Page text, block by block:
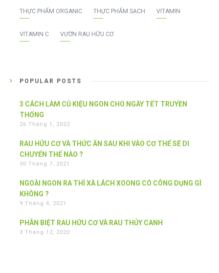
THỰC PHẨM ORGANIC THỰC PHẨM SẠCH VITAMIN
VITAMIN C VƯỜN RAU HỮU CƠ
POPULAR POSTS
3 CÁCH LÀM CỦ KIỆU NGON CHO NGÀY TẾT TRUYỀN
THỐNG
26 Tháng 1, 2022
RAU HỮU CƠ VÀ THỨC ĂN SAU KHI VÀO CƠ THỂ SẼ DI
CHUYỂN THẾ NÀO ?
30 Tháng 7, 2021
NGOÀI NGON RA THÌ XÀ LÁCH XOONG CÓ CÔNG DỤNG GÌ
KHÔNG ?
9 Tháng 4, 2021
PHÂN BIỆT RAU HỮU CƠ VÀ RAU THỦY CANH
3 Tháng 12, 2020